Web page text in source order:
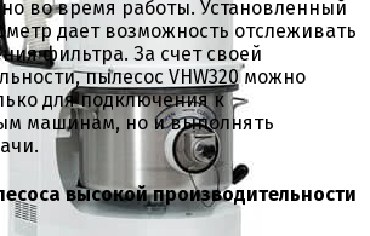
во время работы. Установленный
дает возможность отслеживать
фильтра. За счет своей
пылесос VHW320 можно
для подключения к
машинам, но и выполнять
высокой производительности